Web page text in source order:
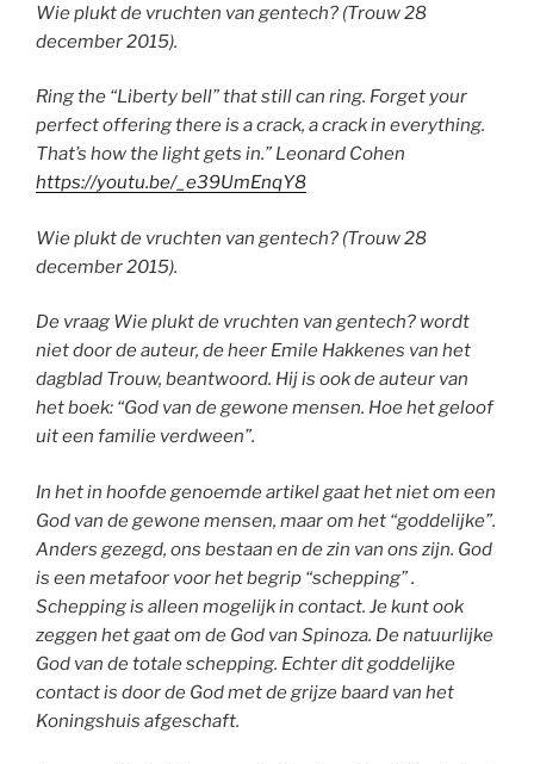
Wie plukt de vruchten van gentech? (Trouw 28
december 2015).
Ring the “Liberty bell” that still can ring. Forget your
perfect offering there is a crack, a crack in everything.
That’s how the light gets in.” Leonard Cohen
https://youtu.be/_e39UmEnqY8
Wie plukt de vruchten van gentech? (Trouw 28
december 2015).
De vraag Wie plukt de vruchten van gentech? wordt
niet door de auteur, de heer Emile Hakkenes van het
dagblad Trouw, beantwoord. Hij is ook de auteur van
het boek: “God van de gewone mensen. Hoe het geloof
uit een familie verdween”.
In het in hoofde genoemde artikel gaat het niet om een
God van de gewone mensen, maar om het “goddelijke”.
Anders gezegd, ons bestaan en de zin van ons zijn. God
is een metafoor voor het begrip “schepping” .
Schepping is alleen mogelijk in contact. Je kunt ook
zeggen het gaat om de God van Spinoza. De natuurlijke
God van de totale schepping. Echter dit goddelijke
contact is door de God met de grijze baard van het
Koningshuis afgeschaft.